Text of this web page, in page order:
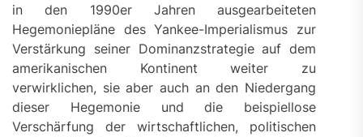
in den 1990er Jahren ausgearbeiteten
Hegemoniepläne des Yankee-Imperialismus zur
Verstärkung seiner Dominanzstrategie auf dem
amerikanischen Kontinent weiter zu
verwirklichen, sie aber auch an den Niedergang
dieser Hegemonie und die beispiellose
Verschärfung der wirtschaftlichen, politischen